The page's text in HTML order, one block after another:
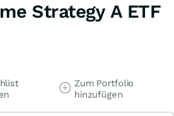
Strategy A ETF
Zum Portfolio
hinzufügen